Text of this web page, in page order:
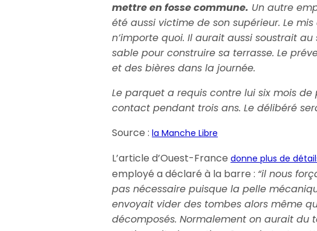
mettre en fosse commune. Un autre
été aussi victime de son supérieur. Le
n’importe quoi. Il aurait aussi soustrait
sable pour construire sa terrasse. Le
et des bières dans la journée.
Le parquet a requis contre lui six mois
contact pendant trois ans. Le délibéré
Source :la Manche Libre
L’article d’Ouest-Francedonne plus de
employé a déclaré à la barre : “il nous
pas nécessaire puisque la pelle
envoyait vider des tombes alors même
décomposés. Normalement on aurait du